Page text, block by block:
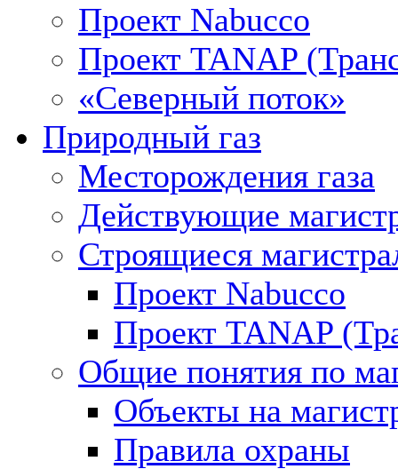
Проект Nabucco
Проект TANAP
«Северный поток»
Природный газ
Месторождения газа
Действующие
Строящиеся
Проект Nabucco
Проект TANAP
Общие понятия по
Объекты на
Правила охраны